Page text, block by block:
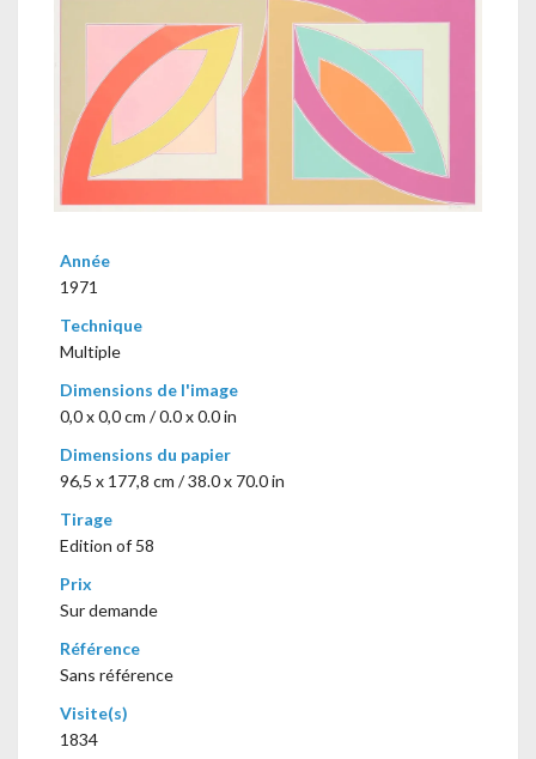
Année
1971
Technique
Multiple
Dimensions de l'image
0,0 x 0,0 cm / 0.0 x 0.0 in
Dimensions du papier
96,5 x 177,8 cm / 38.0 x 70.0 in
Tirage
Edition of 58
Prix
Sur demande
Référence
Sans référence
Visite(s)
1834